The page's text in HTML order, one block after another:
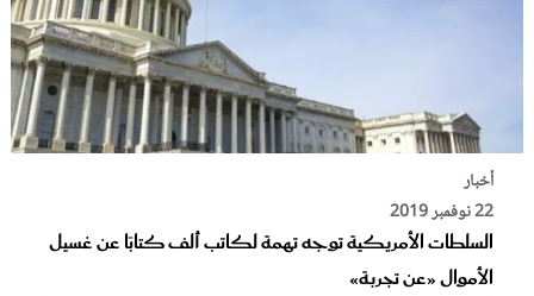
أخبار
22 نوفمبر 2019
السلطات الأمريكية توجه تهمة لكاتب ألف كتابًا عن غسيل
الأموال «عن تجربة»